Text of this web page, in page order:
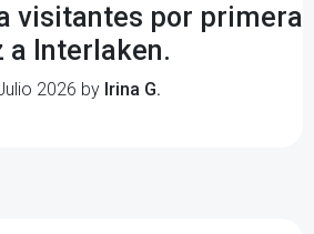
visitantes por primera
a Interlaken.
2026 by Irina G.